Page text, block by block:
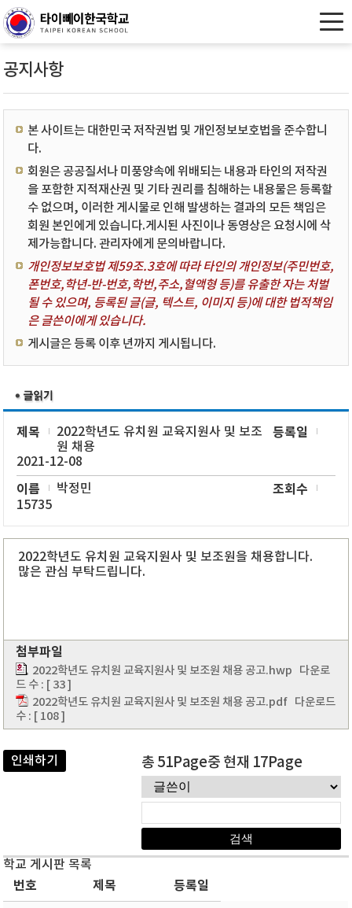
공지사항
본 사이트는 대한민국 저작권법 및 개인정보보호법을 준수합니
다.
회원은 공공질서나 미풍양속에 위배되는 내용과 타인의 저작권
을 포함한 지적재산권 및 기타 권리를 침해하는 내용물은 등록할
수 없으며, 이러한 게시물로 인해 발생하는 결과의 모든 책임은
회원 본인에게 있습니다.게시된 사진이나 동영상은 요청시에 삭
제가능합니다. 관리자에게 문의바랍니다.
개인정보보호법 제59조.3호에 따라 타인의 개인정보(주민번호,
폰번호,학년-반-번호,학번,주소,혈액형 등)를 유출한 자는 처벌
될 수 있으며, 등록된 글(글, 텍스트, 이미지 등)에 대한 법적책임
은 글쓴이에게 있습니다.
게시글은 등록 이후 년까지 게시됩니다.
제목
2022학년도 유치원 교육지원사 및 보조
원 채용
등록일
2021-12-08
이름 박정민 조회수
15735
2022학년도 유치원 교육지원사 및 보조원을 채용합니다.
많은 관심 부탁드립니다.
첨부파일
2022학년도 유치원 교육지원사 및 보조원 채용 공고.hwp 다운로
드 수 : [ 33 ]
2022학년도 유치원 교육지원사 및 보조원 채용 공고.pdf 다운로드
수 : [ 108 ]
인쇄하기 총 51Page중 현재 17Page
학교 게시판 목록
번호 제목 등록일